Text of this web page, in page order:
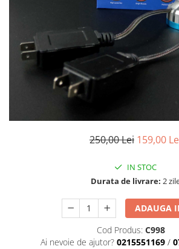
250,00 Lei 159,00
IN STOC
Durata de livrare: 2
ADAUGA
Cod Produs: C998
Ai nevoie de ajutor? 0215551169 /